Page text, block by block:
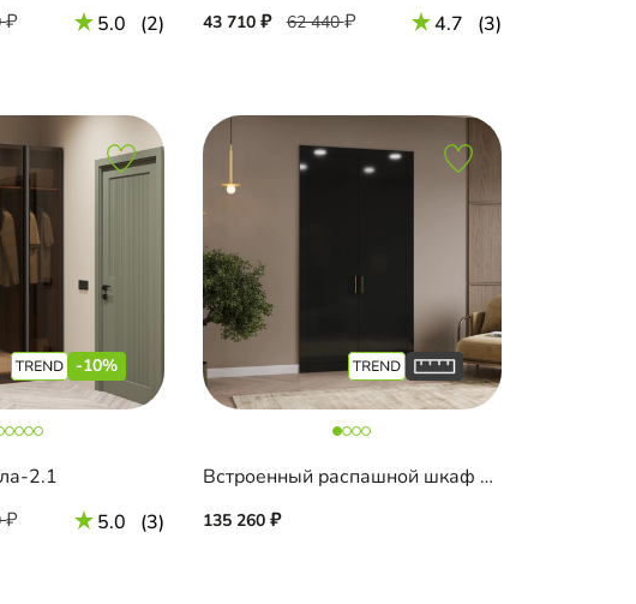
5.0 (2) 43 710 62 440 4.7 (3)
-10%
2.1
5.0 (3)
Встроенный распашной шкаф Тино-2-4
135 260